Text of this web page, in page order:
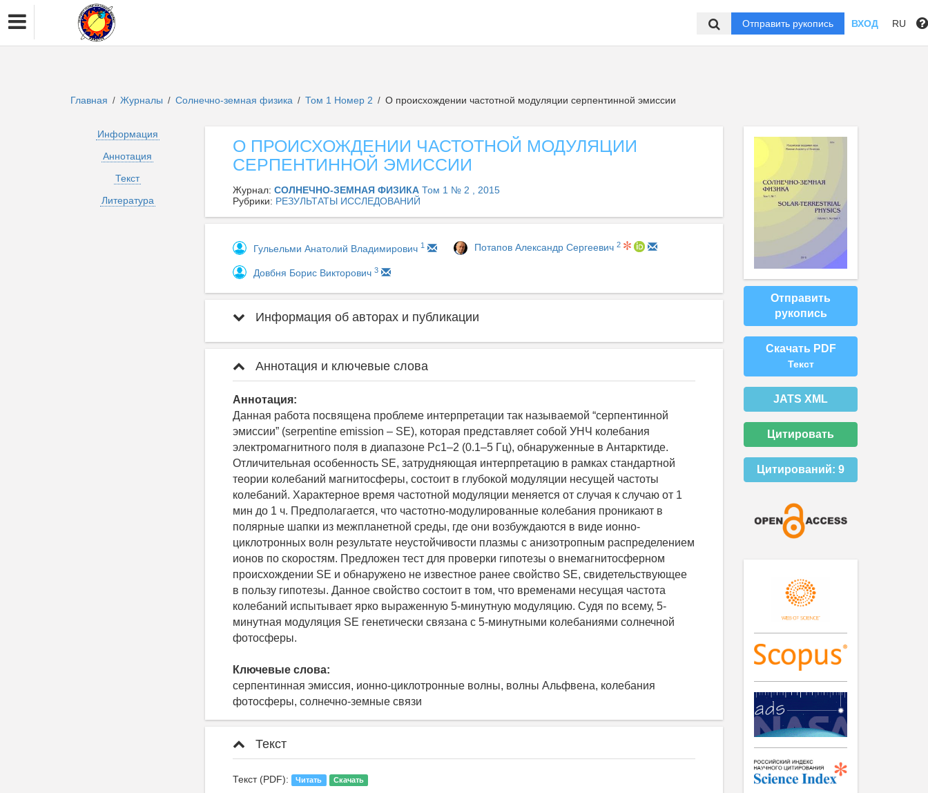
Отправить рукопись ВХОД RU
Главная / Журналы / Солнечно-земная физика / Том 1 Номер 2 / О происхождении частотной модуляции серпентинной эмиссии
Информация
Аннотация
Текст
Литература
О ПРОИСХОЖДЕНИИ ЧАСТОТНОЙ МОДУЛЯЦИИ
СЕРПЕНТИННОЙ ЭМИССИИ
Журнал: СОЛНЕЧНО-ЗЕМНАЯ ФИЗИКА Том 1 № 2 , 2015
Рубрики: РЕЗУЛЬТАТЫ ИССЛЕДОВАНИЙ
Гульельми Анатолий Владимирович 1 Потапов Александр Сергеевич 2
Довбня Борис Викторович 3
Информация об авторах и публикации
Аннотация и ключевые слова
Аннотация:
Данная работа посвящена проблеме интерпретации так называемой “серпентинной
эмиссии” (serpentine emission – SE), которая представляет собой УНЧ колебания
электромагнитного поля в диапазоне Рс1–2 (0.1–5 Гц), обнаруженные в Антарктиде.
Отличительная особенность SE, затрудняющая интерпретацию в рамках стандартной
теории колебаний магнитосферы, состоит в глубокой модуляции несущей частоты
колебаний. Характерное время частотной модуляции меняется от случая к случаю от 1
мин до 1 ч. Предполагается, что частотно-модулированные колебания проникают в
полярные шапки из межпланетной среды, где они возбуждаются в виде ионно-
циклотронных волн результате неустойчивости плазмы с анизотропным распределением
ионов по скоростям. Предложен тест для проверки гипотезы о внемагнитосферном
происхождении SE и обнаружено не известное ранее свойство SE, свидетельствующее
в пользу гипотезы. Данное свойство состоит в том, что временами несущая частота
колебаний испытывает ярко выраженную 5-минутную модуляцию. Судя по всему, 5-
минутная модуляция SE генетически связана с 5-минутными колебаниями солнечной
фотосферы.
Ключевые слова:
серпентинная эмиссия, ионно-циклотронные волны, волны Альфвена, колебания
фотосферы, солнечно-земные связи
Текст
Текст (PDF): Читать Скачать
Отправить
рукопись
Скачать PDF
Текст
JATS XML
Цитировать
Цитирований: 9